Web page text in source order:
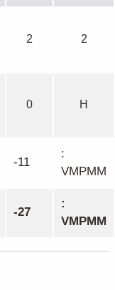
2 2
0 H
-11
:
VMPMM
-27
:
VMPMM